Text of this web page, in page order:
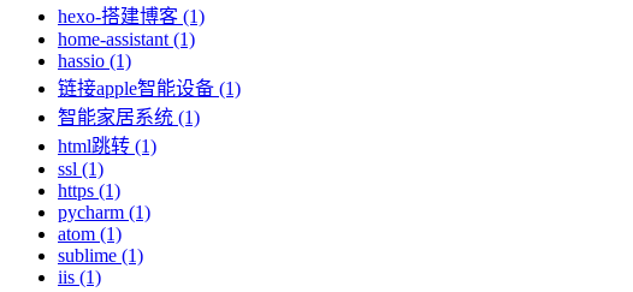
hexo-搭建博客 (1)
home-assistant (1)
hassio (1)
链接apple智能设备 (1)
智能家居系统 (1)
html跳转 (1)
ssl (1)
https (1)
pycharm (1)
atom (1)
sublime (1)
iis (1)